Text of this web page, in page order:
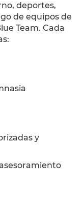
deportes,
de equipos de
Team. Cada
y